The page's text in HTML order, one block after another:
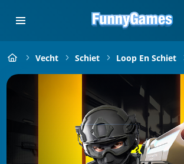
Vecht Schiet Loop En Schiet